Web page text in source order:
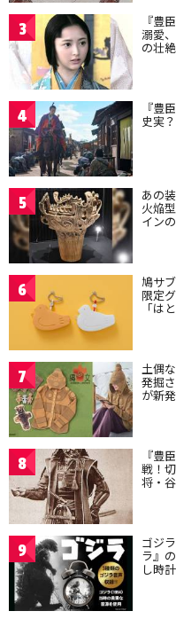
3 『豊
溺愛
の壮
4 『豊
史実
5 あの
火焔
イン
6 鳩サ
限定
「は
7 土偶
発掘
が新
8 『豊
戦！
将・
9 ゴジ
ラ』
し時